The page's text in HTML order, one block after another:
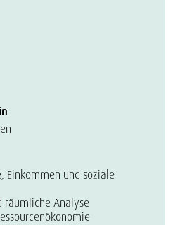
Einkommen und soziale
räumliche Analyse